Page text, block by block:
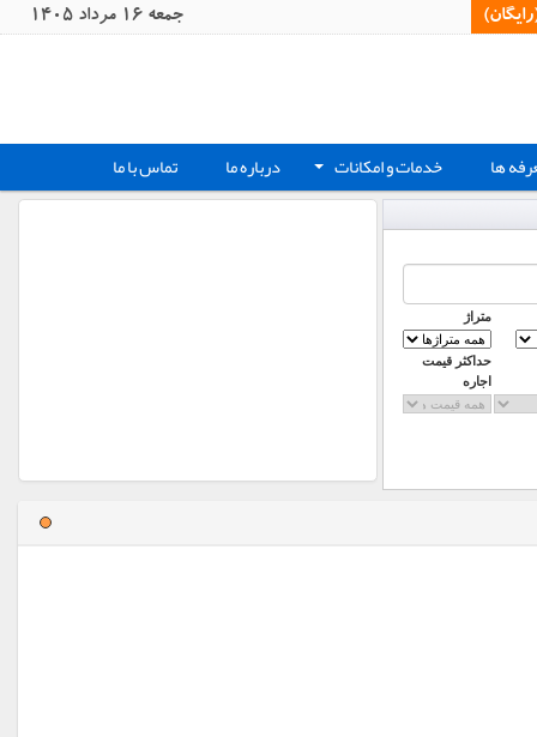
جمعه 16 مرداد 1405
ها + خدمات و امکانات درباره ما تماس با ما
متراژ
حداکثر قیمت
اجاره